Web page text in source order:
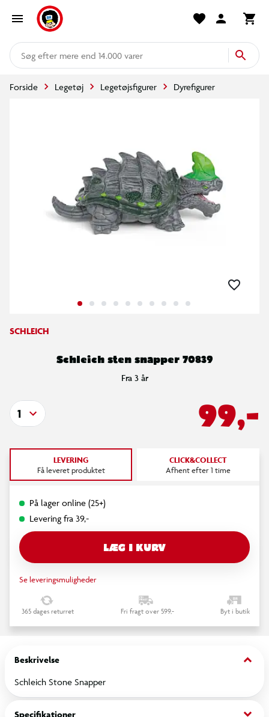
mere end 14.000 varer
Forside Legetøj Legetøjsfigurer Dyrefigurer
SCHLEICH
Schleich sten snapper 70839
Fra 3 år
99,-
1
LEVERING
Få leveret produktet
CLICK&COLLECT
Afhent efter 1 time
På lager online (25+)
Levering fra 39,-
LÆG I KURV
Se leveringsmuligheder
365 dages returret Fri fragt over 599,- Byt i butik
Beskrivelse keyboard_arrow_down
Schleich Stone Snapper
Specifikationer